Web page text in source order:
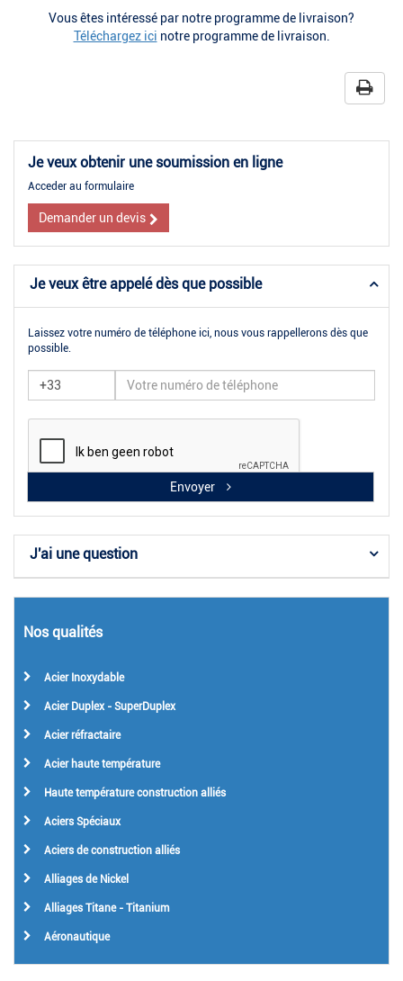
Vous êtes intéressé par notre programme de livraison?
Téléchargez ici notre programme de livraison.
Je veux obtenir une soumission en ligne
Acceder au formulaire
Demander un devis
Je veux être appelé dès que possible
Laissez votre numéro de téléphone ici, nous vous rappellerons dès que
possible.
Envoyer
J'ai une question
Nos qualités
Acier Inoxydable
Acier Duplex - SuperDuplex
Acier réfractaire
Acier haute température
Haute température construction alliés
Aciers Spéciaux
Aciers de construction alliés
Alliages de Nickel
Alliages Titane - Titanium
Aéronautique